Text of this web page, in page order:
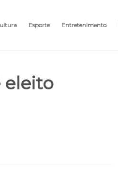
Esporte Entretenimento
eleito